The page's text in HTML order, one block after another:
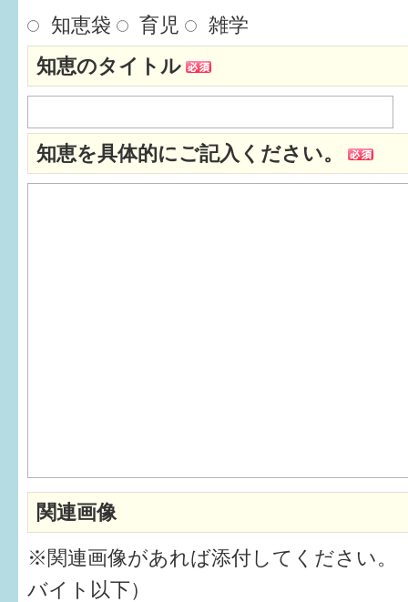
知恵袋 育児
雑学
知恵のタイトル
知恵を具体的にご記入ください。
関連画像
※関連画像があれば添付してください。
バイト以下）
相談したい
さまざまな支援
子育てカレンダー
妊娠
子育てマップ
イベントレポート
なるほどコラム